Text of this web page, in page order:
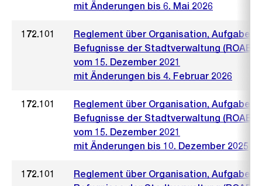
mit Änderungen bis 6. Mai 2026
172.101
Reglement über Organisation, Aufgaben
Befugnisse der Stadtverwaltung (ROAB)
vom 15. Dezember 2021
mit Änderungen bis 4. Februar 2026
172.101
Reglement über Organisation, Aufgaben
Befugnisse der Stadtverwaltung (ROAB)
vom 15. Dezember 2021
mit Änderungen bis 10. Dezember 2025
172.101
Reglement über Organisation, Aufgaben